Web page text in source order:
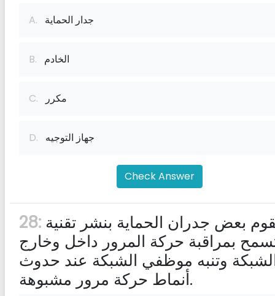
A. جدار الحماية
B. الخادم
C. مكرر
D. جهاز التوجيه
Check Answer
28:
بمراقبة حركة المرور داخل وخارج
وتنبه موظفي الشبكة عند حدوث
أنماط حركة مرور مشبوهة.